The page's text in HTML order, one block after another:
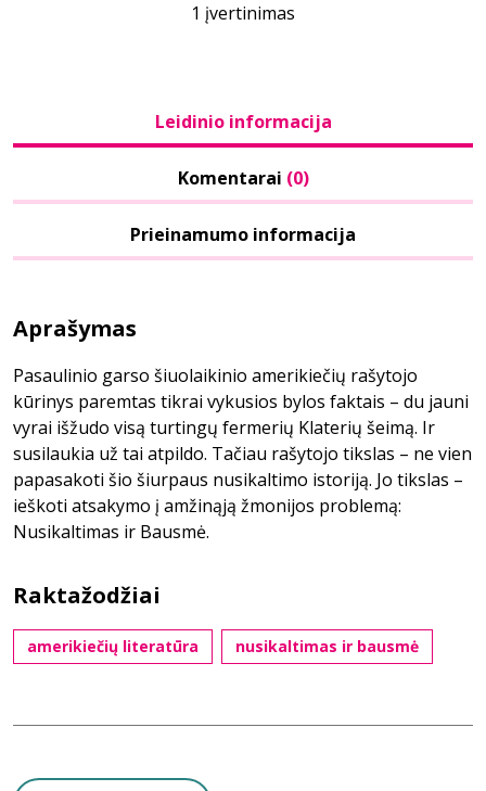
1 įvertinimas
Leidinio informacija
Komentarai (0)
Prieinamumo informacija
Aprašymas
Pasaulinio garso šiuolaikinio amerikiečių rašytojo
kūrinys paremtas tikrai vykusios bylos faktais – du jauni
vyrai išžudo visą turtingų fermerių Klaterių šeimą. Ir
susilaukia už tai atpildo. Tačiau rašytojo tikslas – ne vien
papasakoti šio šiurpaus nusikaltimo istoriją. Jo tikslas –
ieškoti atsakymo į amžinąją žmonijos problemą:
Nusikaltimas ir Bausmė.
Raktažodžiai
amerikiečių literatūra nusikaltimas ir bausmė